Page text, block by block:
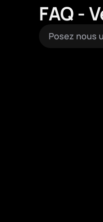
FAQ -
Posez nous